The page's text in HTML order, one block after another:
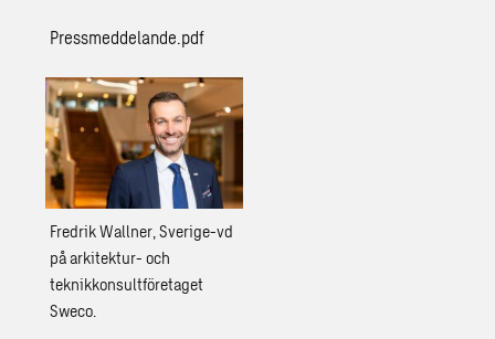
Pressmeddelande.pdf
Fredrik Wallner, Sverige-vd
på arkitektur- och
teknikkonsultföretaget
Sweco.